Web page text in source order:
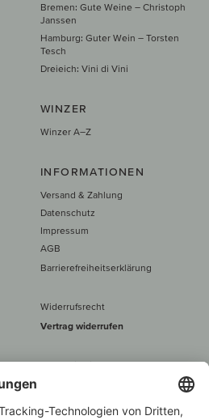
Bremen: Gute Weine – Christoph
Janssen
Hamburg: Guter Wein – Torsten
Tesch
Dreieich: Vini di Vini
WINZER
Winzer A–Z
INFORMATIONEN
Versand & Zahlung
Datenschutz
Impressum
AGB
Barrierefreiheitserklärung
Widerrufsrecht
Vertrag widerrufen
Alle Preise inkl. MwSt., zzgl. 5 €
60 € versand­kosten­